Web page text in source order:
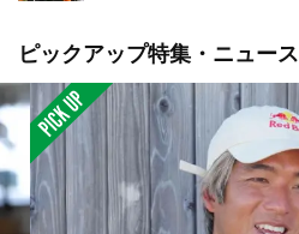
ピックアップ特集・ニュース